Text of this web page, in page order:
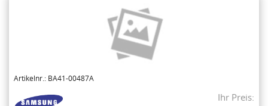
Artikelnr.: BA41-00487A
Ihr Preis: